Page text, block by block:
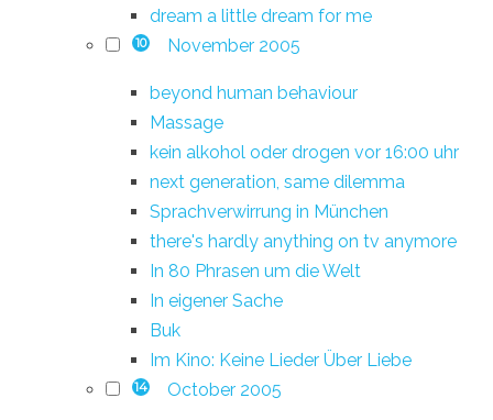
dream a little dream for me
10 November 2005
beyond human behaviour
Massage
kein alkohol oder drogen vor 16:00 uhr
next generation, same dilemma
Sprachverwirrung in München
there's hardly anything on tv anymore
In 80 Phrasen um die Welt
In eigener Sache
Buk
Im Kino: Keine Lieder Über Liebe
14 October 2005